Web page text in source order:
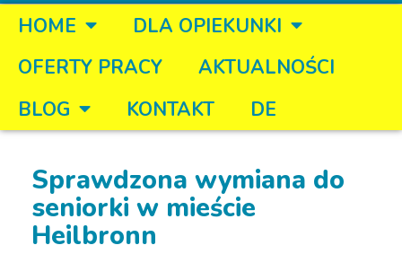
HOME
DLA OPIEKUNKI
OFERTY PRACY
AKTUALNOŚCI
BLOG
KONTAKT DE
Sprawdzona wymiana do
seniorki w mieście
Heilbronn